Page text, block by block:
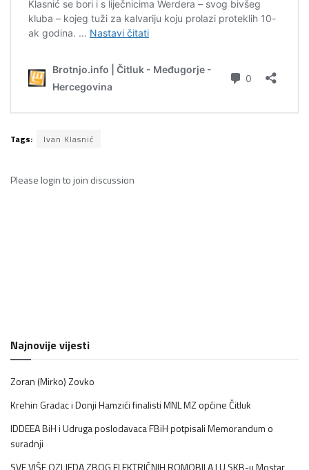
Tags: Ivan Klasnić
Please loginto join discussion
Najnovije vijesti
Zoran (Mirko) Zovko
Krehin Gradac i Donji Hamzići finalisti MNL MZ općine Čitluk
IDDEEA BiH i Udruga poslodavaca FBiH potpisali Memorandum o
suradnji